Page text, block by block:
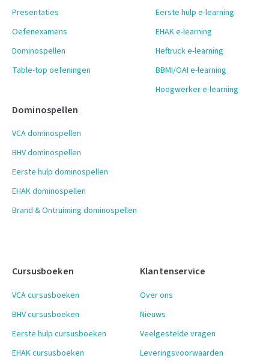
Presentaties
Oefenexamens
Dominospellen
Table-top oefeningen
Dominospellen
VCA dominospellen
BHV dominospellen
Eerste hulp dominospellen
EHAK dominospellen
Brand & Ontruiming dominospellen
Eerste hulp e-learning
EHAK e-learning
Heftruck e-learning
BBMI/OAI e-learning
Hoogwerker e-learning
Cursusboeken
VCA cursusboeken
BHV cursusboeken
Eerste hulp cursusboeken
EHAK cursusboeken
Klantenservice
Over ons
Nieuws
Veelgestelde vragen
Leveringsvoorwaarden